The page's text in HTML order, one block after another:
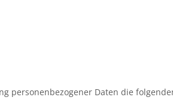
personenbezogener Daten die